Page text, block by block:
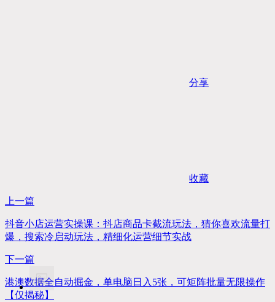
分享
收藏
上一篇
抖音小店运营实操课：抖店商品卡截流玩法，猜你喜欢流量打
爆，搜索冷启动玩法，精细化运营细节实战
下一篇
港澳数据全自动掘金，单电脑日入5张，可矩阵批量无限操作
【仅揭秘】